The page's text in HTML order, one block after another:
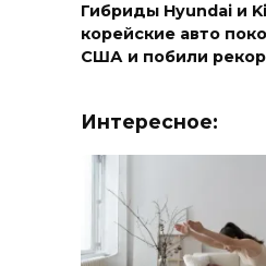
Гибриды Hyundai и
корейские авто
США и побили
Интересное: